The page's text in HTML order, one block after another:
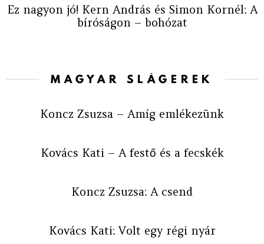
Ez nagyon jó! Kern András és Simon Kornél: A
bíróságon – bohózat
MAGYAR SLÁGEREK
Koncz Zsuzsa – Amíg emlékezünk
Kovács Kati – A festő és a fecskék
Koncz Zsuzsa: A csend
Kovács Kati: Volt egy régi nyár